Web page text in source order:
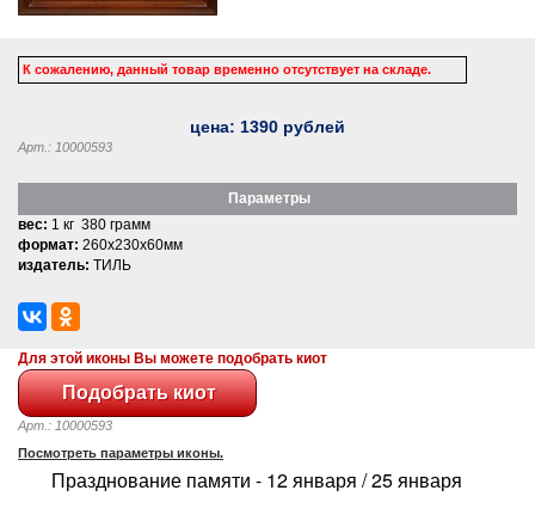
К сожалению, данный товар временно отсутствует на складе.
цена: 1390 рублей
Арт.: 10000593
Параметры
вес: 1 кг 380 грамм
формат: 260x230x60мм
издатель: ТИЛЬ
Для этой иконы Вы можете подобрать киот
Арт.: 10000593
Посмотреть параметры иконы.
Празднование памяти - 12 января / 25 января